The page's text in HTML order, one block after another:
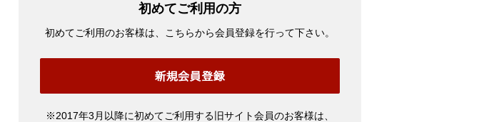
初めてご利用の方
初めてご利用のお客様は、こちらから会員登録を行って下さい。
※2017年3月以降に初めてご利用する旧サイト会員のお客様は、